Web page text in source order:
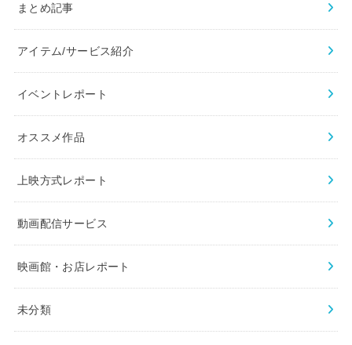
まとめ記事
アイテム/サービス紹介
イベントレポート
オススメ作品
上映方式レポート
動画配信サービス
映画館・お店レポート
未分類